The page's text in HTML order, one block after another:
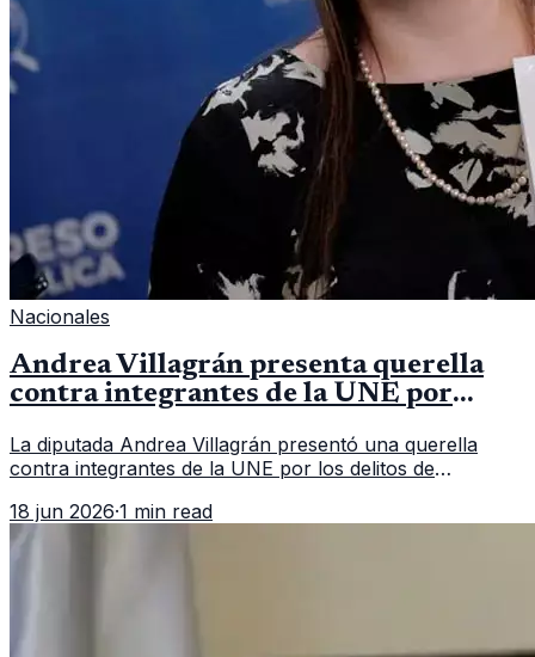
Nacionales
Andrea Villagrán presenta querella
contra integrantes de la UNE por
La diputada Andrea Villagrán presentó una querella
contra integrantes de la UNE por los delitos de
18 jun 2026·1 min read